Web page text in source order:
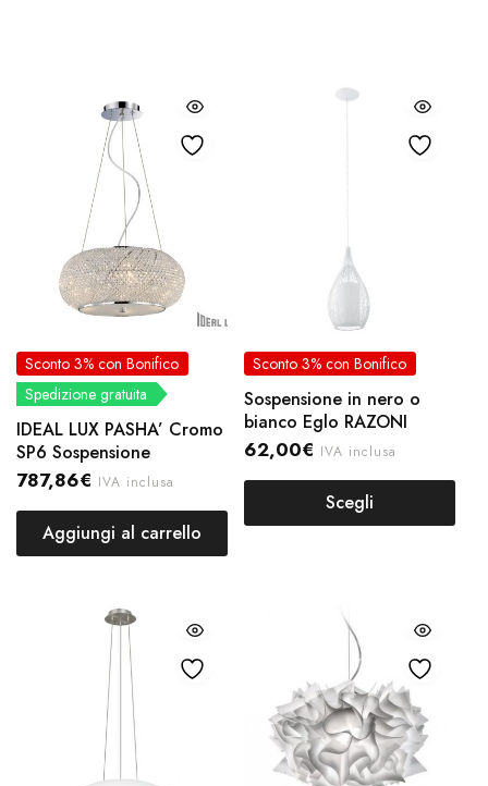
Sconto 3% con Bonifico
Spedizione gratuita
IDEAL LUX PASHA’ Cromo
SP6 Sospensione
787,86€ IVA inclusa
Aggiungi al carrello
Sconto 3% con Bonifico
Sospensione in nero o
bianco Eglo RAZONI
62,00€ IVA inclusa
Scegli